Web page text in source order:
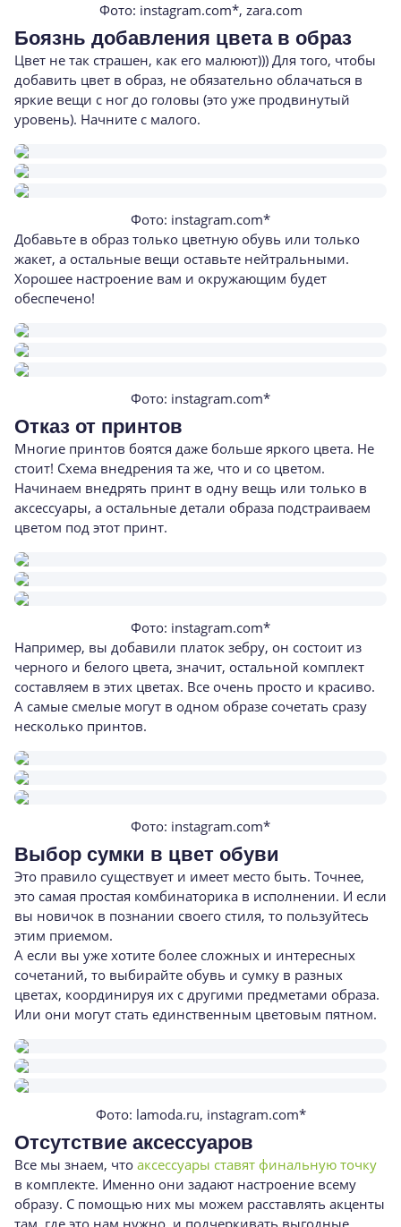
Фото: instagram.com*, zara.com
Боязнь добавления цвета в образ
Цвет не так страшен, как его малюют))) Для того, чтобы
добавить цвет в образ, не обязательно облачаться в
яркие вещи с ног до головы (это уже продвинутый
уровень). Начните с малого.
Фото: instagram.com*
Добавьте в образ только цветную обувь или только
жакет, а остальные вещи оставьте нейтральными.
Хорошее настроение вам и окружающим будет
обеспечено!
Фото: instagram.com*
Отказ от принтов
Многие принтов боятся даже больше яркого цвета. Не
стоит! Схема внедрения та же, что и со цветом.
Начинаем внедрять принт в одну вещь или только в
аксессуары, а остальные детали образа подстраиваем
цветом под этот принт.
Фото: instagram.com*
Например, вы добавили платок зебру, он состоит из
черного и белого цвета, значит, остальной комплект
составляем в этих цветах. Все очень просто и красиво.
А самые смелые могут в одном образе сочетать сразу
несколько принтов.
Фото: instagram.com*
Выбор сумки в цвет обуви
Это правило существует и имеет место быть. Точнее,
это самая простая комбинаторика в исполнении. И если
вы новичок в познании своего стиля, то пользуйтесь
этим приемом.
А если вы уже хотите более сложных и интересных
сочетаний, то выбирайте обувь и сумку в разных
цветах, координируя их с другими предметами образа.
Или они могут стать единственным цветовым пятном.
Фото: lamoda.ru, instagram.com*
Отсутствие аксессуаров
Все мы знаем, что аксессуары ставят финальную точку
в комплекте. Именно они задают настроение всему
образу. С помощью них мы можем расставлять акценты
там, где это нам нужно, и подчеркивать выгодные